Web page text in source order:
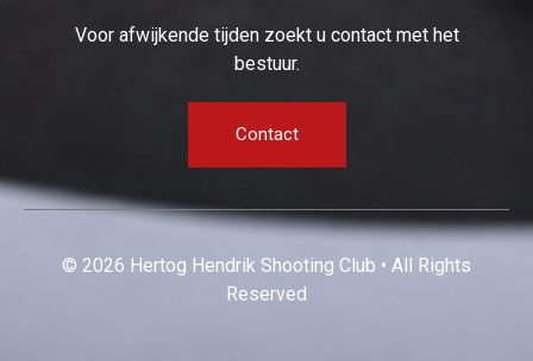
Voor afwijkende tijden zoekt u contact met het
bestuur.
Contact
© 2026 Hertog Hendrik Shooting Club • All Rights
Reserved